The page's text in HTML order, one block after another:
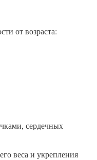
от возраста:
сердечных
веса и укрепления